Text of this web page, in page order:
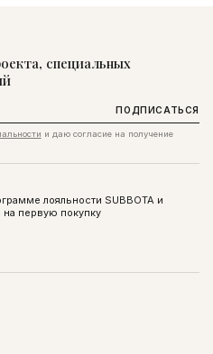
специальных
ПОДПИСАТЬСЯ
и даю согласие на получение
лояльности SUBBOTA и
на первую покупку